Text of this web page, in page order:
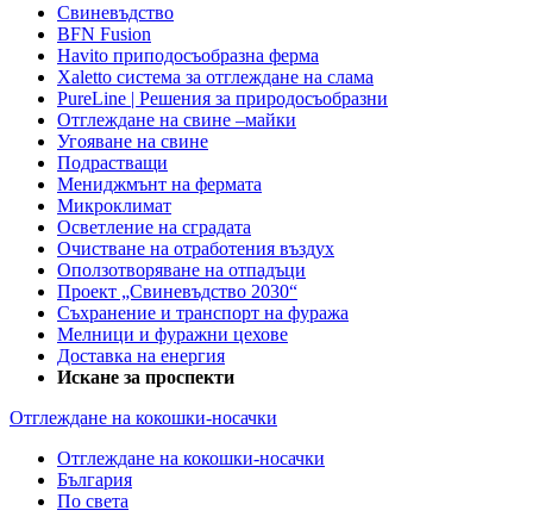
Свиневъдство
BFN Fusion
Havito приподосъобразна ферма
Xaletto система за отглеждане на слама
PureLine | Решения за природосъобразни
Отглеждане на свине –майки
Угояване на свине
Подрастващи
Мениджмънт на фермата
Микроклимат
Осветление на сградата
Очистване на отработения въздух
Оползотворяване на отпадъци
Проект „Свиневъдство 2030“
Съхранение и транспорт на фуража
Мелници и фуражни цехове
Доставка на енергия
Искане за проспекти
Отглеждане на кокошки-носачки
Отглеждане на кокошки-носачки
България
По света